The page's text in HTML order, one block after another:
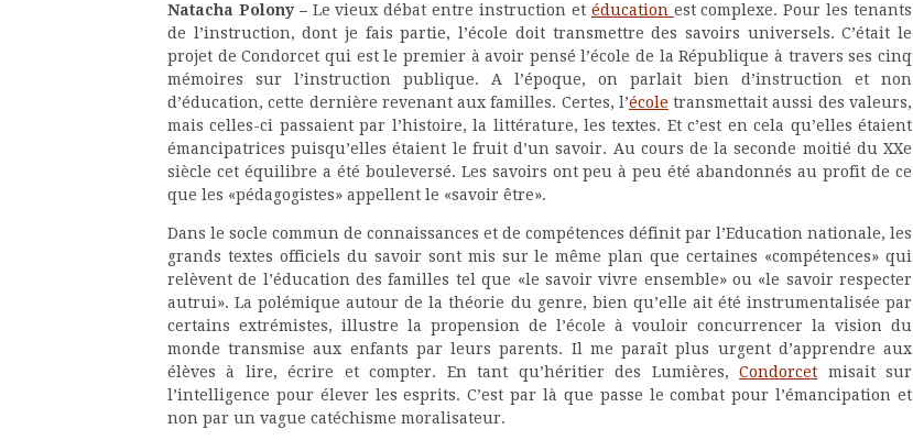
Natacha Polony –Le vieux débat entre instruction et éducation est complexe. Pour les tenants
de l’instruction, dont je fais partie, l’école doit transmettre des savoirs universels. C’était le
projet de Condorcet qui est le premier à avoir pensé l’école de la République à travers ses cinq
mémoires sur l’instruction publique. A l’époque, on parlait bien d’instruction et non
d’éducation, cette dernière revenant aux familles. Certes, l’école transmettait aussi des valeurs,
mais celles-ci passaient par l’histoire, la littérature, les textes. Et c’est en cela qu’elles étaient
émancipatrices puisqu’elles étaient le fruit d’un savoir. Au cours de la seconde moitié du XXe
siècle cet équilibre a été bouleversé. Les savoirs ont peu à peu été abandonnés au profit de ce
que les «pédagogistes» appellent le «savoir être».
Dans le socle commun de connaissances et de compétences définit par l’Education nationale, les
grands textes officiels du savoir sont mis sur le même plan que certaines «compétences» qui
relèvent de l’éducation des familles tel que «le savoir vivre ensemble» ou «le savoir respecter
autrui». La polémique autour de la théorie du genre, bien qu’elle ait été instrumentalisée par
certains extrémistes, illustre la propension de l’école à vouloir concurrencer la vision du
monde transmise aux enfants par leurs parents. Il me paraît plus urgent d’apprendre aux
élèves à lire, écrire et compter. En tant qu’héritier des Lumières,Condorcet misait sur
l’intelligence pour élever les esprits. C’est par là que passe le combat pour l’émancipation et
non par un vague catéchisme moralisateur.